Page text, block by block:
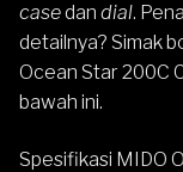
casedan dial.
detailnya? Simak
Ocean Star 200C
bawah ini.
Spesifikasi MIDO